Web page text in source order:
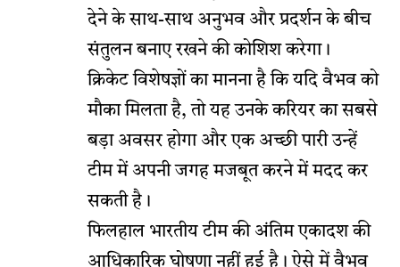
देने के साथ-साथ अनुभव और प्रदर्शन के बीच
संतुलन बनाए रखने की कोशिश करेगा।
क्रिकेट विशेषज्ञों का मानना है कि यदि वैभव को
मौका मिलता है, तो यह उनके करियर का सबसे
बड़ा अवसर होगा और एक अच्छी पारी उन्हें
टीम में अपनी जगह मजबूत करने में मदद कर
सकती है।
फिलहाल भारतीय टीम की अंतिम एकादश की
आधिकारिक घोषणा नहीं हुई है। ऐसे में वैभव